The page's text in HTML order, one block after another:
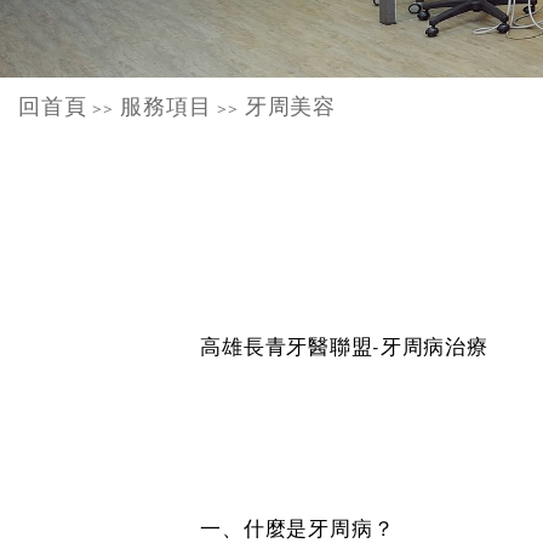
回首頁 >> 服務項目 >> 牙周美容
高雄長青牙醫聯盟-牙周病治療
一、什麼是牙周病？